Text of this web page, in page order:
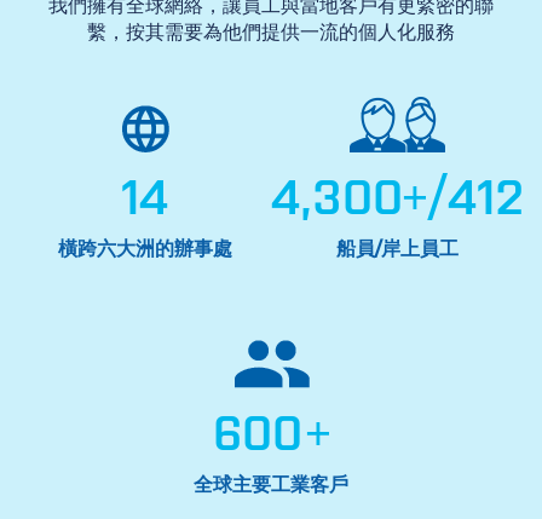
我們擁有全球網絡，讓員工與當地客戶有更緊密的聯
繫，按其需要為他們提供一流的個人化服務
14
橫跨六大洲的辦事處
4,300+/412
船員/岸上員工
600+
全球主要工業客戶